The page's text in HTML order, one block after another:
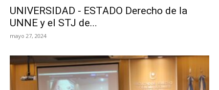
UNIVERSIDAD - ESTADO Derecho de la
UNNE y el STJ de...
mayo 27, 2024